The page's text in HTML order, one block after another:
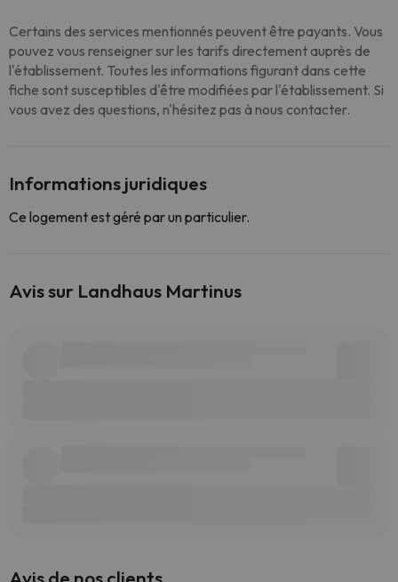
Certains des services mentionnés peuvent être payants. Vous
pouvez vous renseigner sur les tarifs directement auprès de
l'établissement. Toutes les informations figurant dans cette
fiche sont susceptibles d'être modifiées par l'établissement. Si
vous avez des questions, n'hésitez pas à nous contacter.
Informations juridiques
Ce logement est géré par un particulier.
Avis sur Landhaus Martinus